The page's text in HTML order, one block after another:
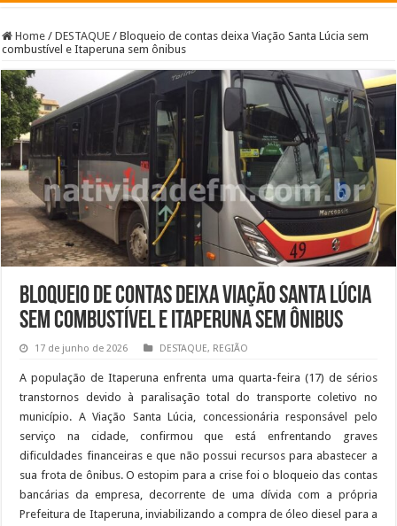
Home / DESTAQUE / Bloqueio de contas deixa Viação Santa Lúcia sem
combustível e Itaperuna sem ônibus
Bloqueio de contas deixa Viação Santa Lúcia
sem combustível e Itaperuna sem ônibus
17 de junho de 2026 DESTAQUE, REGIÃO
A população de Itaperuna enfrenta uma quarta-feira (17) de sérios
transtornos devido à paralisação total do transporte coletivo no
município. A Viação Santa Lúcia, concessionária responsável pelo
serviço na cidade, confirmou que está enfrentando graves
dificuldades financeiras e que não possui recursos para abastecer a
sua frota de ônibus. O estopim para a crise foi o bloqueio das contas
bancárias da empresa, decorrente de uma dívida com a própria
Prefeitura de Itaperuna, inviabilizando a compra de óleo diesel para a